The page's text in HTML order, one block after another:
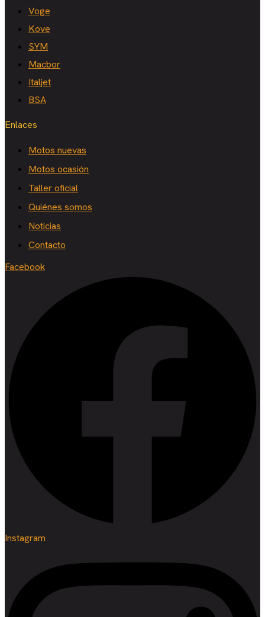
Voge
Kove
SYM
Macbor
Italjet
BSA
Enlaces
Motos nuevas
Motos ocasión
Taller oficial
Quiénes somos
Noticias
Contacto
Facebook
Instagram